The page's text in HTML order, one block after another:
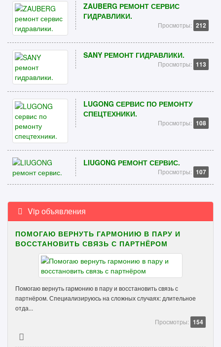
ZAUBERG РЕМОНТ СЕРВИС
ГИДРАВЛИКИ.
Просмотры: 212
SANY РЕМОНТ ГИДРАВЛИКИ.
Просмотры: 113
LUGONG СЕРВИС ПО РЕМОНТУ
СПЕЦТЕХНИКИ.
Просмотры: 108
LIUGONG РЕМОНТ СЕРВИС.
Просмотры: 107
Vip объявления
ПОМОГАЮ ВЕРНУТЬ ГАРМОНИЮ В ПАРУ И
ВОССТАНОВИТЬ СВЯЗЬ С ПАРТНЁРОМ
Помогаю вернуть гармонию в пару и восстановить связь с
партнёром. Специализируюсь на сложных случаях: длительное
отда...
Просмотры: 154